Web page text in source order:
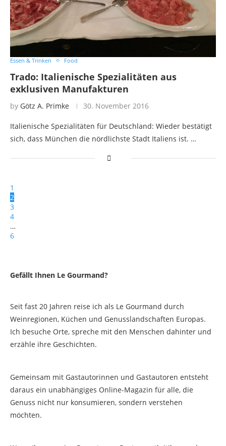
Essen & Trinken Food
Trado: Italienische Spezialitäten aus
exklusiven Manufakturen
by Götz A. Primke 30. November 2016
Italienische Spezialitäten für Deutschland: Wieder bestätigt
sich, dass München die nördlichste Stadt Italiens ist. …
1
2
3
4
…
6
Gefällt Ihnen Le Gourmand?
Seit fast 20 Jahren reise ich als Le Gourmand durch
Weinregionen, Küchen und Genusslandschaften Europas.
Ich besuche Orte, spreche mit den Menschen dahinter und
erzähle ihre Geschichten.
Gemeinsam mit Gastautorinnen und Gastautoren entsteht
daraus ein unabhängiges Online-Magazin für alle, die
Genuss nicht nur konsumieren, sondern verstehen
möchten.